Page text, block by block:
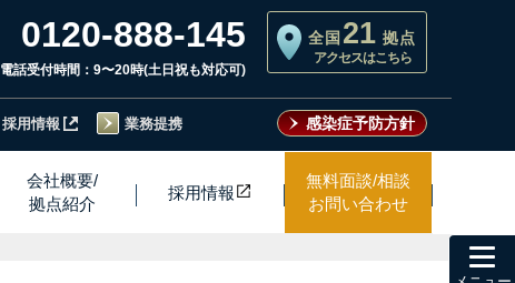
0120-888-145
電話受付時間：9〜20時(土日祝も対応可)
全国 21 拠点
アクセスはこちら
採用情報 業務提携 感染症予防方針
会社概要/
拠点紹介
採用情報
無料面談/相談
お問い合わせ